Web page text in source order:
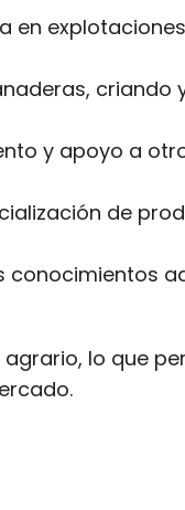
criando
y apoyo a
de
lo que